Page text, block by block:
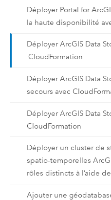
Déployer Portal for
la haute disponibilité
Déployer ArcGIS Data
CloudFormation
Déployer ArcGIS Data
secours avec
Déployer ArcGIS Data
CloudFormation
Déployer un cluster de
spatio-temporelles
rôles distincts à l’aide
Ajouter une